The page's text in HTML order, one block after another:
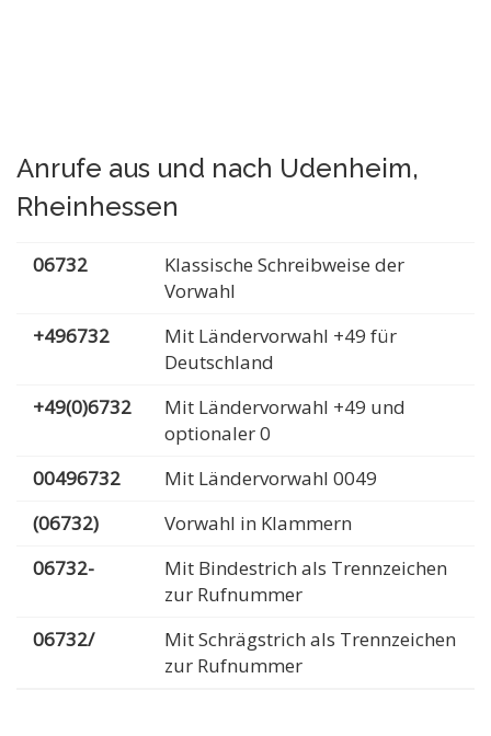
Anrufe aus und nach Udenheim,
Rheinhessen
06732
Klassische Schreibweise der
Vorwahl
+496732
Mit Ländervorwahl +49 für
Deutschland
+49(0)6732
Mit Ländervorwahl +49 und
optionaler 0
00496732
Mit Ländervorwahl 0049
(06732)
Vorwahl in Klammern
06732-
Mit Bindestrich als Trennzeichen
zur Rufnummer
06732/
Mit Schrägstrich als Trennzeichen
zur Rufnummer